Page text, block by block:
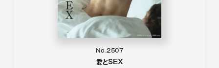
No.2507
愛とSEX